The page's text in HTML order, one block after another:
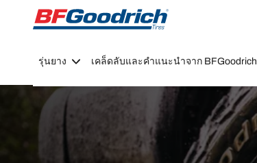
Go to page content
Go to page navigation
รุ่นยาง เคล็ดลับและคำแนะนำจาก BFGoodrich